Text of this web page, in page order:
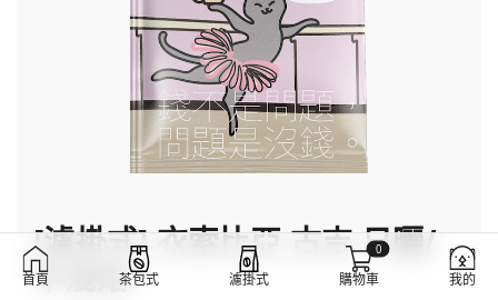
[濾掛式] 衣索比亞 古吉 日曬/
中淺焙
首頁 茶包式 濾掛式 購物車
0
我的